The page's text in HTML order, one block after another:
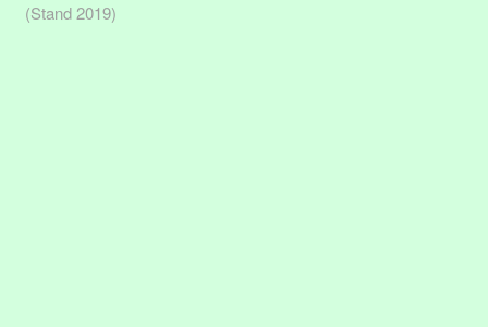
(Stand 2019)